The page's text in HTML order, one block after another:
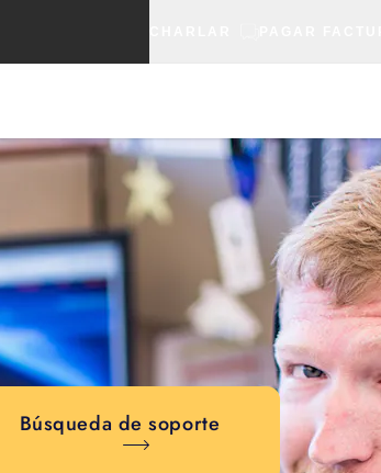
Búsqueda de soporte